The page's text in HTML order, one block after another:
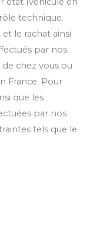
technique.
le rachat ainsi
par nos
de chez vous ou
France. Pour
que les
par nos
tels que le